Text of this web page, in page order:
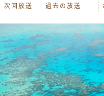
視聴方法
イベント
公式SNS
ご意見・ご感想
次回放送 過去の放送